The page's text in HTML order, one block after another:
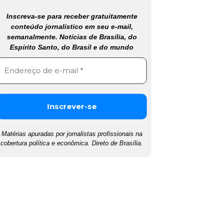
Inscreva-se para receber gratuitamente
conteúdo jornalístico em seu e-mail,
semanalmente. Notícias de Brasília, do
Espírito Santo, do Brasil e do mundo
Matérias apuradas por jornalistas profissionais na
cobertura política e econômica. Direto de Brasília.